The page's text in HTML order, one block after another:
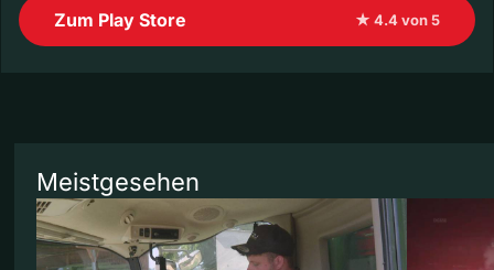
Zum Play Store ★ 4.4 von 5
Meistgesehen